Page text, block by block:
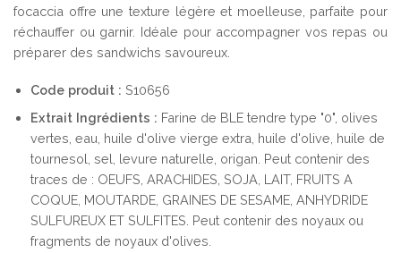
focaccia offre une texture légère et moelleuse, parfaite pour
réchauffer ou garnir. Idéale pour accompagner vos repas ou
préparer des sandwichs savoureux.
Code produit : S10656
Extrait Ingrédients : Farine de BLE tendre type "0", olives
vertes, eau, huile d'olive vierge extra, huile d'olive, huile de
tournesol, sel, levure naturelle, origan. Peut contenir des
traces de : OEUFS, ARACHIDES, SOJA, LAIT, FRUITS A
COQUE, MOUTARDE, GRAINES DE SESAME, ANHYDRIDE
SULFUREUX ET SULFITES. Peut contenir des noyaux ou
fragments de noyaux d'olives.